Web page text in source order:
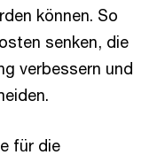
können. So
senken, die
verbessern und
für die